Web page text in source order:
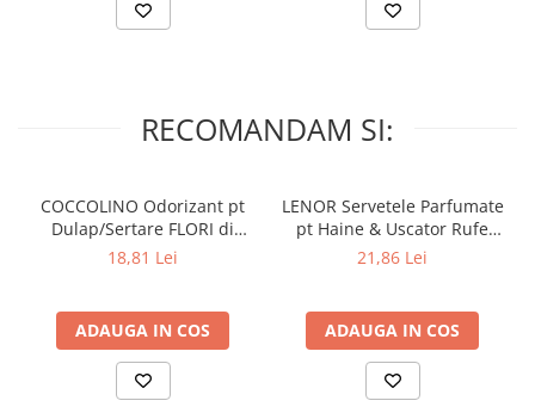
RECOMANDAM SI:
COCCOLINO Odorizant pt
Dulap/Sertare FLORI di
PRIMAVERA 3 buc
18,81 Lei
ADAUGA IN COS
LENOR Servetele Parfumate
pt Haine & Uscator Rufe
SPRING AWAKENING 34 buc
21,86 Lei
ADAUGA IN COS